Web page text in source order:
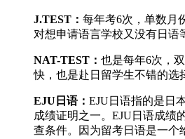
J.TEST： 每年考6次，单数月
对想申请语言学校又没有日语
NAT-TEST： 也是每年6次，
快，也是赴日留学生不错的选
EJU日语： EJU日语指的是日
成绩证明之一。EJU日语成绩
查条件。因为留考日语是一个